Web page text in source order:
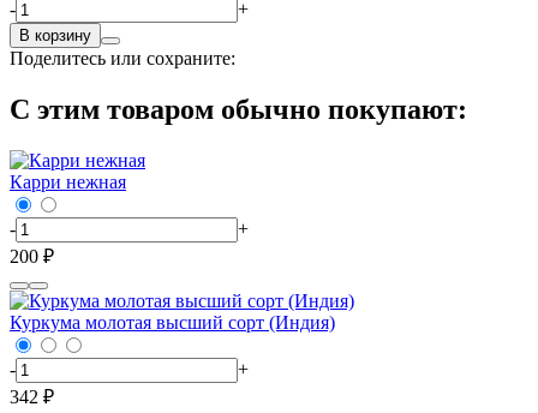
-
+
В корзину
Поделитесь или сохраните:
С этим товаром обычно покупают:
Карри нежная
-
+
200 ₽
Куркума молотая высший сорт (Индия)
-
+
342 ₽